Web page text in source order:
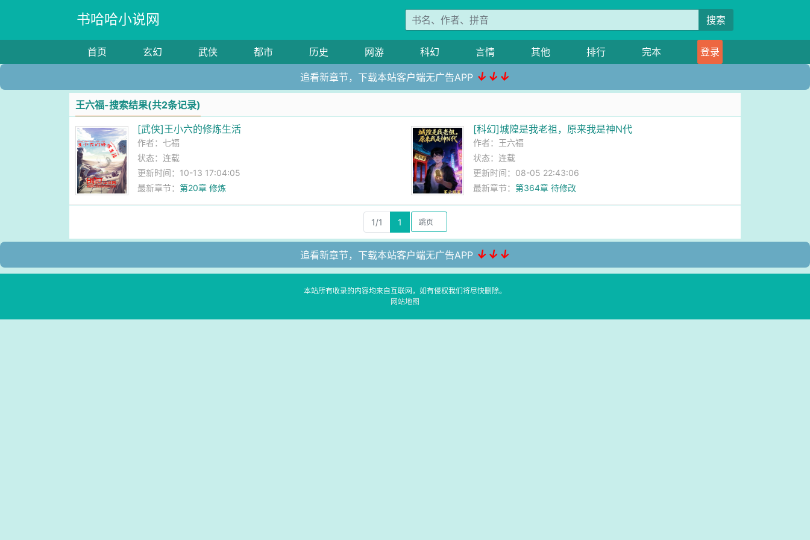
书哈哈小说网 搜索
首页 玄幻 武侠 都市 历史 网游 科幻 言情 其他 排行 完本 登录
追看新章节，下载本站客户端无广告APP ↓↓↓
王六福-搜索结果(共2条记录)
[武侠]王小六的修炼生活
作者：七福
状态：连载
更新时间：10-13 17:04:05
最新章节：第20章 修炼
[科幻]城隍是我老祖，原来我是神N代
作者： 王六福
状态：连载
更新时间：08-05 22:43:06
最新章节： 第364章 待修改
1/1 1
追看新章节，下载本站客户端无广告APP ↓↓↓
本站所有收录的内容均来自互联网，如有侵权我们将尽快删除。
网站地图